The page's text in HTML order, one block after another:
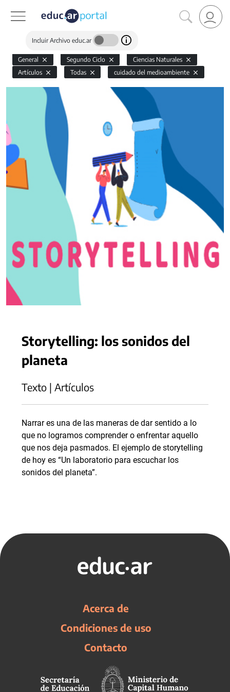
Incluir Archivo educ.ar
General Segundo Ciclo
Ciencias Naturales
Artículos
Todas cuidado del medioambiente
Storytelling: los sonidos del
planeta
Texto | Artículos
Narrar es una de las maneras de dar sentido a lo
que no logramos comprender o enfrentar aquello
que nos deja pasmados. El ejemplo de storytelling
de hoy es “Un laboratorio para escuchar los
sonidos del planeta”.
Acerca de
Condiciones de uso
Contacto